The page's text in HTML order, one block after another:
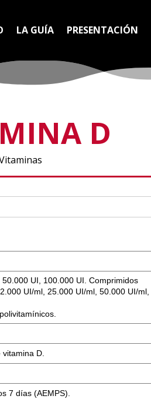
LA GUÍA PRESENTACIÓN
D
UI, 100.000 UI. Comprimidos
UI/ml, 25.000 UI/ml, 50.000 UI/ml,
D.
7 días (AEMPS).